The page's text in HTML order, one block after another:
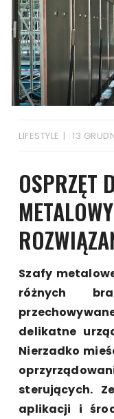
LIFESTYLE 13
OSPRZĘT
Szafy
różnych
delikatne
Nierzadko
sterujących.
aplikacji i